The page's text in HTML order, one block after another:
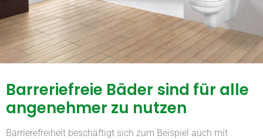
Barreriefreie Bäder sind für alle
angenehmer zu nutzen
Barrierefreiheit beschäftigt sich zum Beispiel auch mit